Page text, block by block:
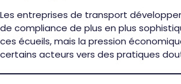
Les entreprises de transport
de compliance de plus en plus
ces écueils, mais la pression
certains acteurs vers des pratiques